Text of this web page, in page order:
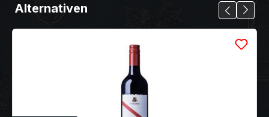
Alternativen